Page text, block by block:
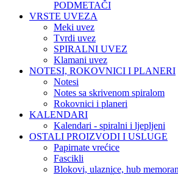
PODMETAČI
VRSTE UVEZA
Meki uvez
Tvrdi uvez
SPIRALNI UVEZ
Klamani uvez
NOTESI, ROKOVNICI I PLANERI
Notesi
Notes sa skrivenom spiralom
Rokovnici i planeri
KALENDARI
Kalendari - spiralni i ljepljeni
OSTALI PROIZVODI I USLUGE
Papirnate vrećice
Fascikli
Blokovi, ulaznice, hub